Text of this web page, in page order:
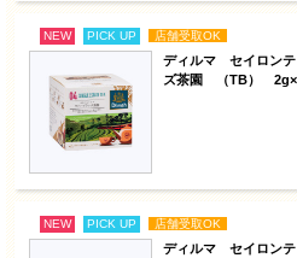
NEW PICK UP 店舗受取OK
ディルマ セイロン
ズ茶園 （TB）
NEW PICK UP 店舗受取OK
ディルマ セイロン